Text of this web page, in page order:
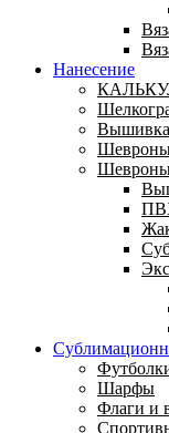
Нанесение
Вышивка
Шарфы
Флаги и